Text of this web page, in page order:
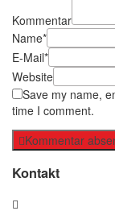
Kommentar
Name*
E-Mail*
Website
Save my name,
time I comment.
Kommentar
Kontakt